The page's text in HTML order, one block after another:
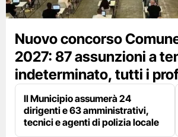
Nuovo concorso
2027: 87 assunzioni a
indeterminato, tutti i
Il Municipio assumerà 24
dirigenti e 63 amministrativi,
tecnici e agenti di polizia locale